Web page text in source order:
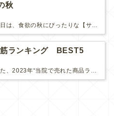
秋
こんにちは！本日は、食欲の秋にぴったりな【サクセンダ】をご紹介させていただきます。芋、栗、かぼちゃを使ったおいしいお菓子がたくさ…
ランキング BEST5
お待たせしました、2023年“当院で売れた商品ランキング”の5位〜1位の発表です！6位から10位はこちらのブログをご覧ください↓…